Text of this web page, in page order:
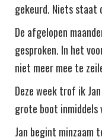
gekeurd. Niets staat
De afgelopen
gesproken. In het
niet meer mee te
Deze week trof ik
grote boot inmiddels
Jan begint minzaam